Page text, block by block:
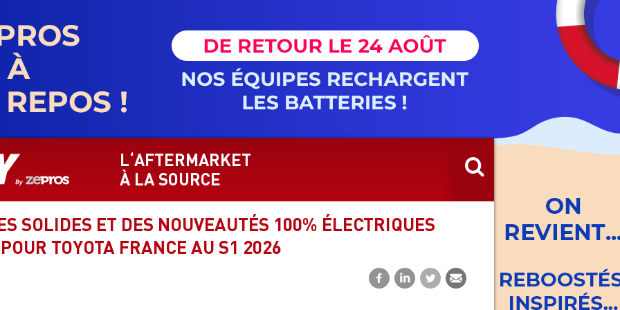
L‘AFTERMARKET
À LA SOURCE
SOLIDES ET DES NOUVEAUTÉS 100% ÉLECTRIQUES
TOYOTA FRANCE AU S1 2026